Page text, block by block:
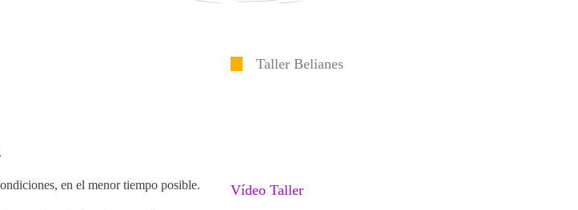
en el menor tiempo posible.
Taller Belianes
Vídeo Taller